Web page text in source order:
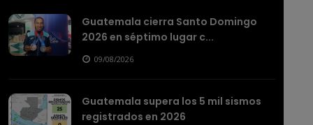
Guatemala cierra Santo Domingo
2026 en séptimo lugar c...
09/08/2026
Guatemala supera los 5 mil sismos
registrados en 2026